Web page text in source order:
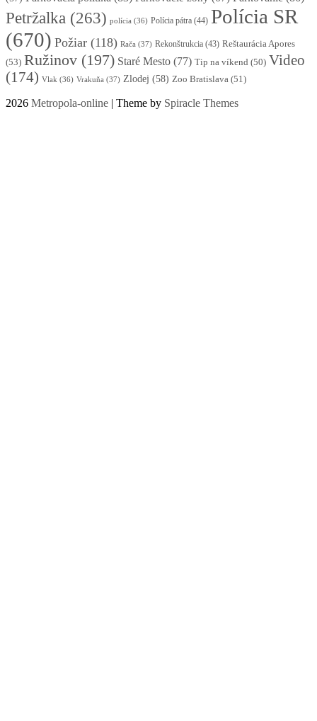
Petržalka (263) polícia (36) Polícia pátra (44) Polícia SR
(670) Požiar (118) Rača (37) Rekonštrukcia (43) Reštaurácia Apores
(53) Ružinov (197) Staré Mesto (77) Tip na víkend (50) Video
(174) Vlak (36) Vrakuňa (37) Zlodej (58) Zoo Bratislava (51)
2026 Metropola-online | Theme by Spiracle Themes